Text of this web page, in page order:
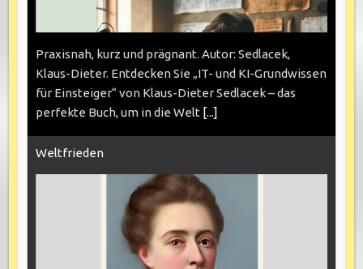
Praxisnah, kurz und prägnant. Autor: Sedlacek,
Klaus-Dieter. Entdecken Sie „IT- und KI-Grundwissen
für Einsteiger“ von Klaus-Dieter Sedlacek – das
perfekte Buch, um in die Welt [...]
Weltfrieden